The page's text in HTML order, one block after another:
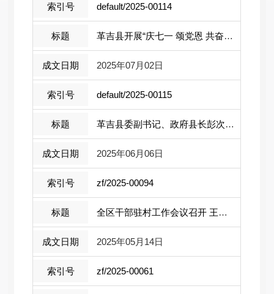
default/2025-00114
革吉县开展“庆七一 颂党恩 共奋进”庆 ...
2025年07月02日
default/2025-00115
革吉县委副书记、政府县长彭次赴文布当 ...
2025年06月06日
zf/2025-00094
全区干部驻村工作会议召开 王君正出席并...
2025年05月14日
zf/2025-00061